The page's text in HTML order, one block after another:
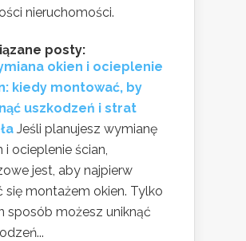
nieruchomości.
posty:
okien i ocieplenie
kiedy montować, by
uszkodzeń i strat
Jeśli planujesz wymianę
i ocieplenie ścian,
jest, aby najpierw
się montażem okien. Tylko
sposób możesz uniknąć